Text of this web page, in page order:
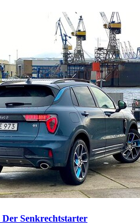
Der Senkrechtstarter